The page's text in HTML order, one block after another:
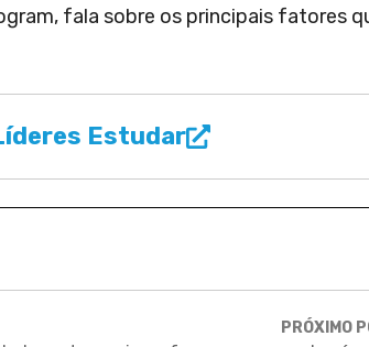
fala sobre os principais fatores
Estudar
PRÓXIMO